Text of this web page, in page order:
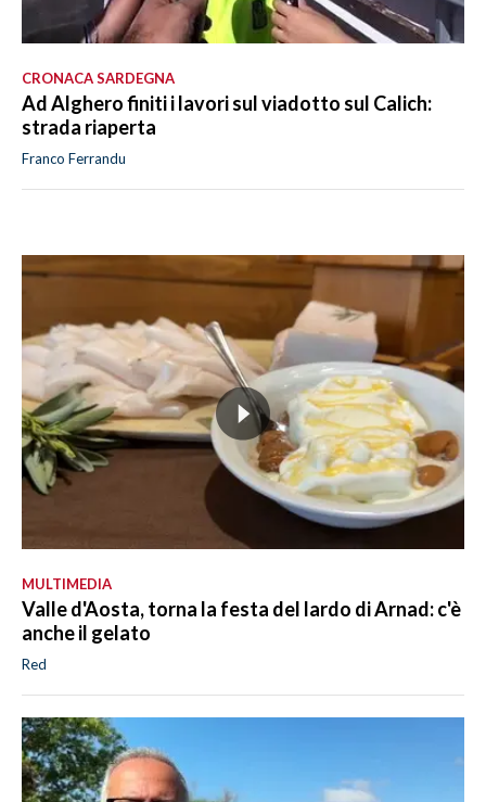
CRONACA SARDEGNA
Ad Alghero finiti i lavori sul viadotto sul Calich:
strada riaperta
Franco Ferrandu
MULTIMEDIA
Valle d'Aosta, torna la festa del lardo di Arnad: c'è
anche il gelato
Red